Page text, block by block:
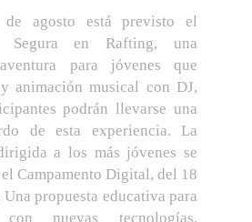
agosto está previsto el
Segura en Rafting, una
para jóvenes que
animación musical con DJ,
podrán llevarse una
de esta experiencia. La
a los más jóvenes se
Campamento Digital, del 18
propuesta educativa para
con nuevas tecnologías,